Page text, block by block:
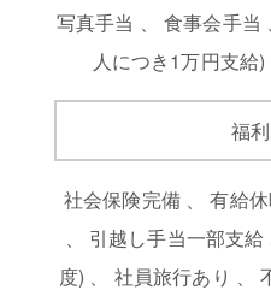
写真手当 、 食事会手当
人につき1万円支
福
社会保険完備 、 有給
、 引越し手当一部支
度) 、 社員旅行あり 、